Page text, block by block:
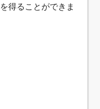
得ることができま